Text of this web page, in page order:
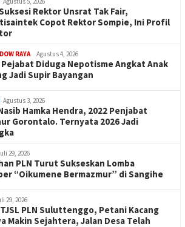
Rektor Unsrat Tak Fair,
Copot Rektor Sompie, Ini Profil
RAYA Agustus 4, 2026
Pejabat Diduga Nepotisme Angkat Anak
Jadi Supir Bayangan
Agustus 3, 2026
Hamka Hendra, 2022 Penjabat
Gorontalo. Ternyata 2026 Jadi
29, 2026
PLN Turut Sukseskan Lomba
“Oikumene Bermazmur” di Sangihe
29, 2026
PLN Suluttenggo, Petani Kacang
Makin Sejahtera, Jalan Desa Telah